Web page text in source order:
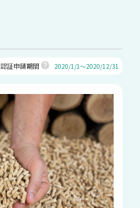
認証申請期間 2020/1/1～2020/12/31